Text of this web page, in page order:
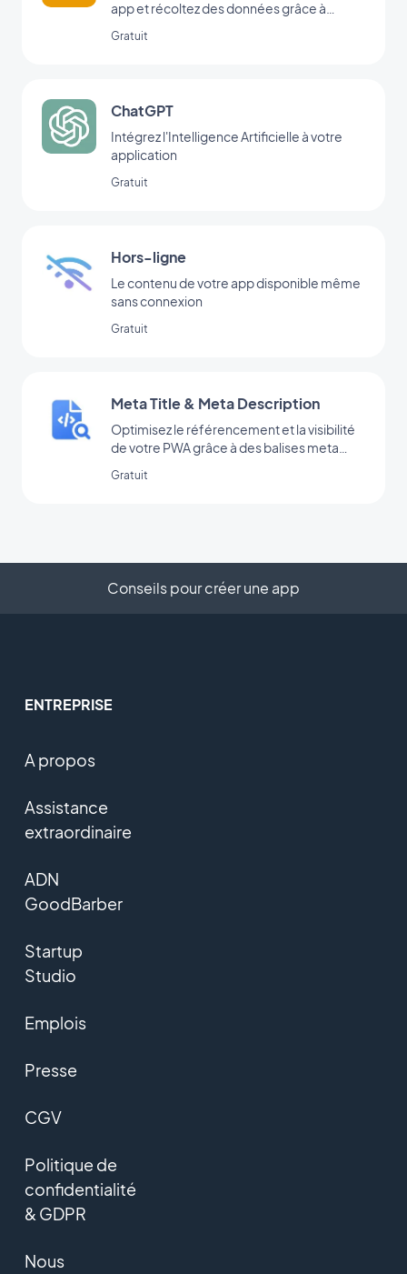
app et récoltez des données grâce à
Gratuit
ChatGPT
Intégrez l'Intelligence Artificielle à votre
application
Gratuit
Hors-ligne
Le contenu de votre app disponible même
sans connexion
Gratuit
Meta Title & Meta Description
Optimisez le référencement et la visibilité
de votre PWA grâce à des balises meta
Gratuit
Conseils pour créer une app
ENTREPRISE
A propos
Assistance
extraordinaire
ADN
GoodBarber
Startup
Studio
Emplois
Presse
CGV
Politique de
confidentialité
& GDPR
Nous